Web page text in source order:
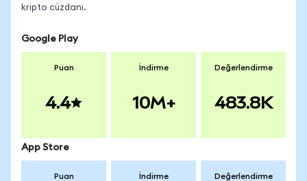
kripto cüzdanı.
Google Play
Puan
4.4
İndirme
10M+
Değerlendirme
483.8K
App Store
Puan İndirme Değerlendirme